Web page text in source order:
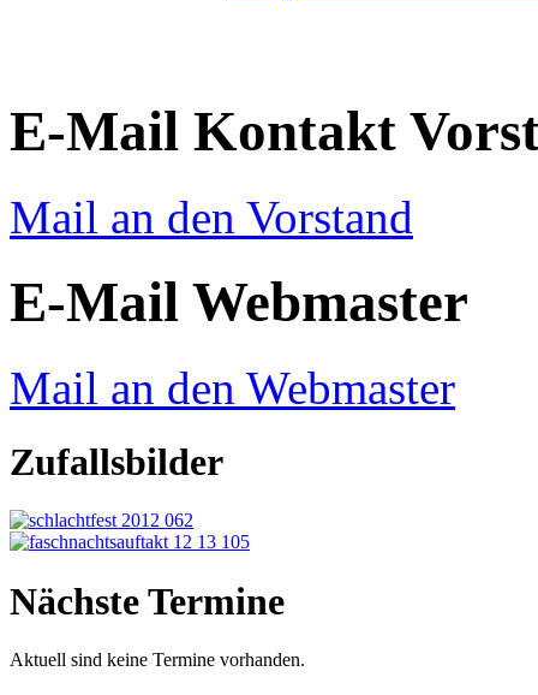
E-Mail Kontakt
Mail an den Vorstand
E-Mail Webmaster
Mail an den Webmaster
Zufallsbilder
Nächste Termine
Aktuell sind keine Termine vorhanden.